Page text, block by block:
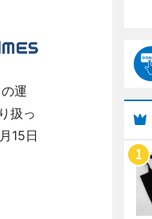
運
扱っ
15日